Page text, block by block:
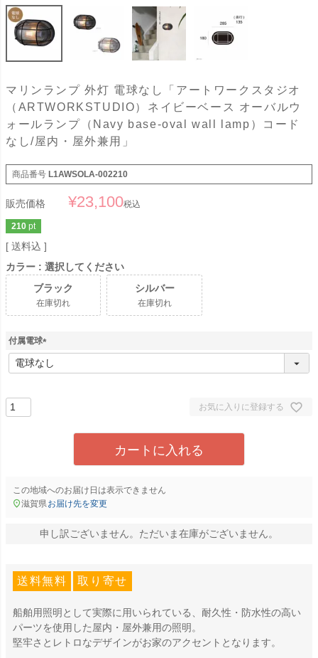
マリンランプ 外灯 電球なし「アートワークスタジオ
（ARTWORKSTUDIO）ネイビーベース オーバルウ
ォールランプ（Navy base-oval wall lamp）コード
なし/屋内・屋外兼用」
商品番号 L1AWSOLA-002210
販売価格 ¥23,100税込
210 pt
送料込
カラー
選択してください
ブラック
在庫切れ
シルバー
在庫切れ
付属電球
(
必
お気に入りに登録する
カートに入れる
この地域へのお届け日は表示できません
滋賀県お届け先を変更
申し訳ございません。ただいま在庫がございません。
送料無料 取り寄せ
船舶用照明として実際に用いられている、耐久性・防水性の高い
パーツを使用した屋内・屋外兼用の照明。
堅牢さとレトロなデザインがお家のアクセントとなります。